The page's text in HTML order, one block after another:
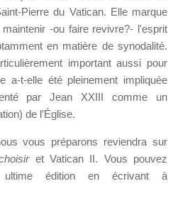
Pierre du Vatican. Elle marque
-ou faire revivre?- l'esprit
en matière de synodalité.
important aussi pour
a-t-elle été pleinement impliquée
par Jean XXIII comme un
de l’Église.
vous préparons reviendra sur
et Vatican II. Vous pouvez
ultime édition en écrivant à